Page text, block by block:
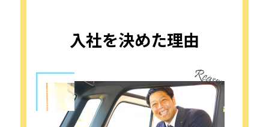
入社を決めた理由